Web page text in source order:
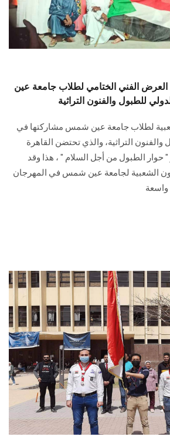
العرض الفني الختامي لطلاب جامعة عين
للطبول والفنون التراثية
لطلاب جامعة عين شمس مشاركتها في
التراثية، والذي تحتضن القاهرة
حوار الطبول من أجل السلام " ، هذا وقد
الشعبية لجامعة عين شمس في المهرجان
واسعة